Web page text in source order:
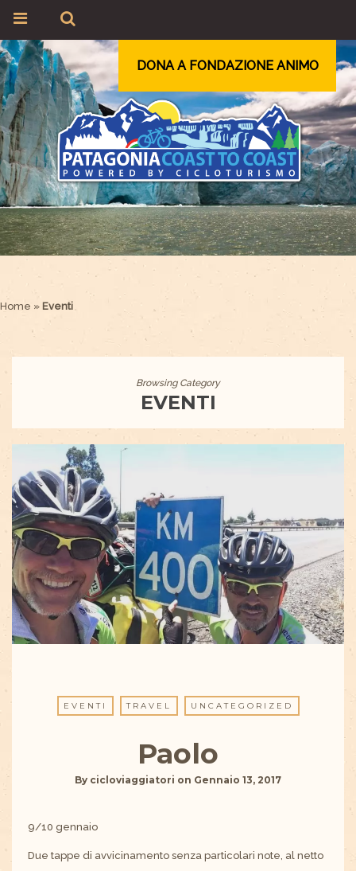
DONA A FONDAZIONE ANIMO
Home » Eventi
Browsing Category
EVENTI
EVENTI TRAVEL UNCATEGORIZED
Paolo
By cicloviaggiatori on Gennaio 13, 2017
9/10 gennaio
Due tappe di avvicinamento senza particolari note, al netto